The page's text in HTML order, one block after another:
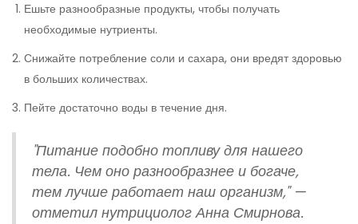
Ешьте разнообразные продукты, чтобы получать
необходимые нутриенты.
Снижайте потребление соли и сахара, они вредят здоровью
в больших количествах.
Пейте достаточно воды в течение дня.
"Питание подобно топливу для нашего
тела. Чем оно разнообразнее и богаче,
тем лучше работает наш организм," —
отметил нутрициолог Анна Смирнова.